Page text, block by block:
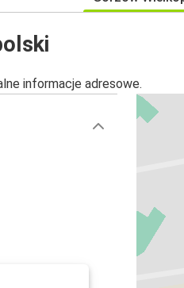
informacje adresowe.